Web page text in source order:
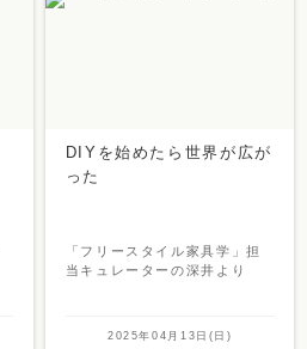
DIYを始めたら世界が広が
った
「フリースタイル家具学」担
当キュレーターの深井より
2025年04月13日(日)